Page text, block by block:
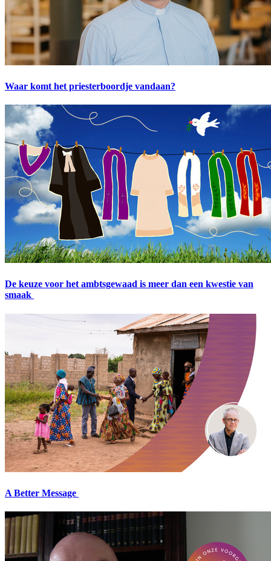
Waar komt het priesterboordje vandaan?
De keuze voor het ambtsgewaad is meer dan een kwestie van
smaak
A Better Message